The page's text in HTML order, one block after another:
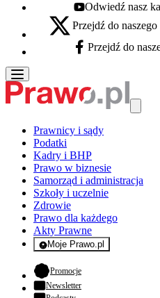
Youtube - otwiera się w
Odwiedź nasz
X - otwiera się w nowej karcie
Przejdź do
Facebook - otwiera się w
Przejdź do
Prawnicy i sądy
Podatki
Kadry i BHP
Prawo w biznesie
Samorząd i administracja
Szkoły i uczelnie
Zdrowie
Prawo dla każdego
Akty Prawne
Moje Prawo.pl
- rejestracja i
Promocje- otwiera się w nowej
Newsletter